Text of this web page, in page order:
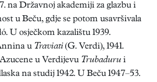
na Državnoj akademiji za glazbu i
u Beču, gdje se potom usavršivala
U osječkom kazalištu 1939.
u Traviati (G. Verdi), 1941.
u Verdijevu Trubaduru i
na studij 1942. U Beču 1947–53.